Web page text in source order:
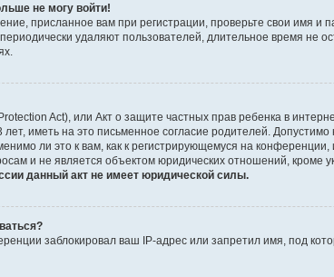
не могу войти!
присланное вам при регистрации, проверьте свои имя и
удаляют пользователей, длительное время не
Act), или Акт о защите частных прав ребенка в
иметь на это письменное согласие родителей.
ли это к вам, как к регистрирующемуся на
и не является объектом юридических отношений, кроме
данный акт не имеет юридической силы.
заблокировал ваш IP-адрес или запретил имя, под